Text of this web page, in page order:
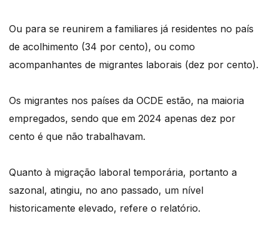
Ou para se reunirem a familiares já residentes no país
de acolhimento (34 por cento), ou como
acompanhantes de migrantes laborais (dez por cento).
Os migrantes nos países da OCDE estão, na maioria
empregados, sendo que em 2024 apenas dez por
cento é que não trabalhavam.
Quanto à migração laboral temporária, portanto a
sazonal, atingiu, no ano passado, um nível
historicamente elevado, refere o relatório.